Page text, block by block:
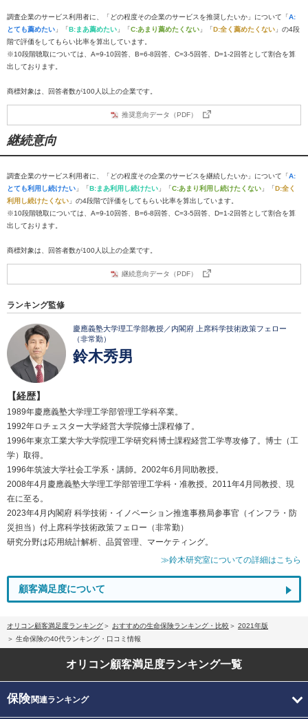
調査企業のサービス利用者に、「どの程度その企業のサービスを推奨したいか」について「A:
とても薦めたい 」「B:まあ薦めたい 」「C:あまり薦めたくない 」「D:全く薦めたくない 」の4段
階で評価をしてもらい比率を算出しています。
※10段階聴取については、A=9-10回答、B=6-8回答、C=3-5回答、D=1-2回答として割合を算
出しております。
商標対象は、回答者数が100人以上の企業です。
推奨意向データ（PDF）
継続意向
調査企業のサービス利用者に、「どの程度その企業のサービスを継続したいか」について「A:
とても利用し続けたい 」「B:まあ利用し続けたい 」「C:あまり利用し続けたくない 」「D:全く
利用し続けたくない 」の4段階で評価をしてもらい比率を算出しています。
※10段階聴取については、A=9-10回答、B=6-8回答、C=3-5回答、D=1-2回答として割合を算
出しております。
商標対象は、回答者数が100人以上の企業です。
継続意向データ（PDF）
ランキング監修
慶應義塾大学理工学部教授／内閣府 上席科学技術政策フェロー
（非常勤）
鈴木秀男
【経歴】
1989年慶應義塾大学理工学部管理工学科卒業。
1992年ロチェスター大学経営大学院修士課程修了。
1996年東京工業大学大学院理工学研究科博士課程経営工学専攻修了。博士（工
学）取得。
1996年筑波大学社会工学系・講師。2002年6月同助教授。
2008年4月慶應義塾大学理工学部管理工学科・准教授。2011年4月同教授、現
在に至る。
2023年4月内閣府 科学技術・イノベーション推進事務局参事官（インフラ・防
災担当）付上席科学技術政策フェロー（非常勤）
研究分野は応用統計解析、品質管理、マーケティング。
≫鈴木研究室についての詳細はこちら
顧客満足度について
オリコン顧客満足度ランキング おすすめの生命保険ランキング・比較
2021年版
生命保険の40代ランキング・口コミ情報
オリコン顧客満足度ランキング一覧
保険関連ランキング